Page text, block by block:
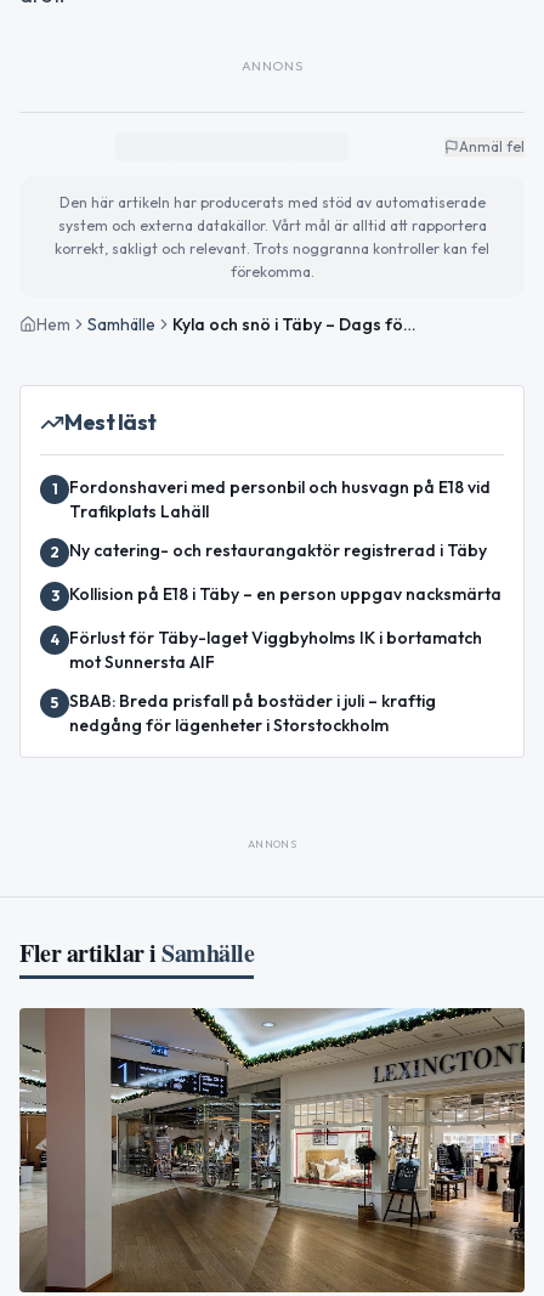
ANNONS
Anmäl fel
Den här artikeln har producerats med stöd av automatiserade
system och externa datakällor. Vårt mål är alltid att rapportera
korrekt, sakligt och relevant. Trots noggranna kontroller kan fel
förekomma.
Hem Samhälle Kyla och snö i Täby – Dags för prestigelöshet och elevinflytande
Mest läst
1
Fordonshaveri med personbil och husvagn på E18 vid
Trafikplats Lahäll
2 Ny catering- och restaurangaktör registrerad i Täby
3 Kollision på E18 i Täby – en person uppgav nacksmärta
4
Förlust för Täby-laget Viggbyholms IK i bortamatch
mot Sunnersta AIF
5 SBAB: Breda prisfall på bostäder i juli – kraftig
nedgång för lägenheter i Storstockholm
ANNONS
Fler artiklar iSamhälle